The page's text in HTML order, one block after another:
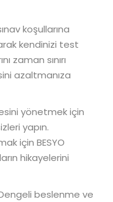
koşullarına
kendinizi test
zaman sınırı
azaltmanıza
yönetmek için
yapın.
için BESYO
hikayelerini
beslenme ve